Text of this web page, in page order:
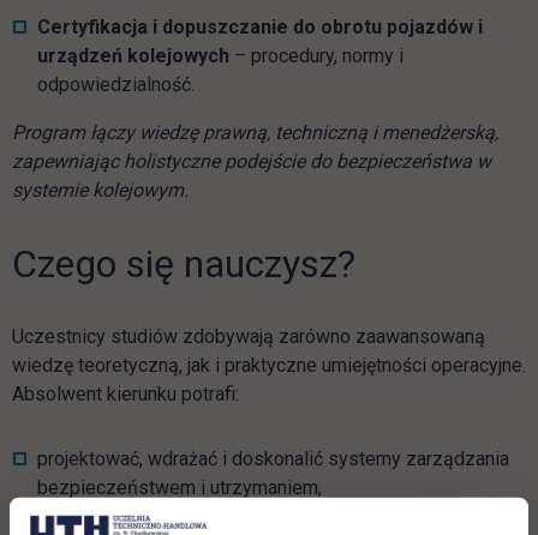
Certyfikacja i dopuszczanie do obrotu pojazdów i
urządzeń kolejowych – procedury, normy i
odpowiedzialność.
Program łączy wiedzę prawną, techniczną i menedżerską,
zapewniając holistyczne podejście do bezpieczeństwa w
systemie kolejowym.
Czego się nauczysz?
Uczestnicy studiów zdobywają zarówno zaawansowaną
wiedzę teoretyczną, jak i praktyczne umiejętności operacyjne.
Absolwent kierunku potrafi:
projektować, wdrażać i doskonalić systemy zarządzania
bezpieczeństwem i utrzymaniem,